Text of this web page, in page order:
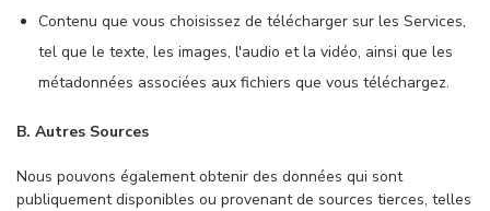
Contenu que vous choisissez de télécharger sur les Services,
tel que le texte, les images, l'audio et la vidéo, ainsi que les
métadonnées associées aux fichiers que vous téléchargez.
B. Autres Sources
Nous pouvons également obtenir des données qui sont
publiquement disponibles ou provenant de sources tierces, telles